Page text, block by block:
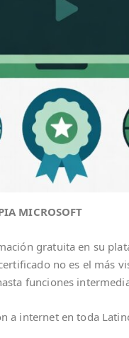
MICROSOFT
gratuita en su
no es el más
funciones
a internet en toda